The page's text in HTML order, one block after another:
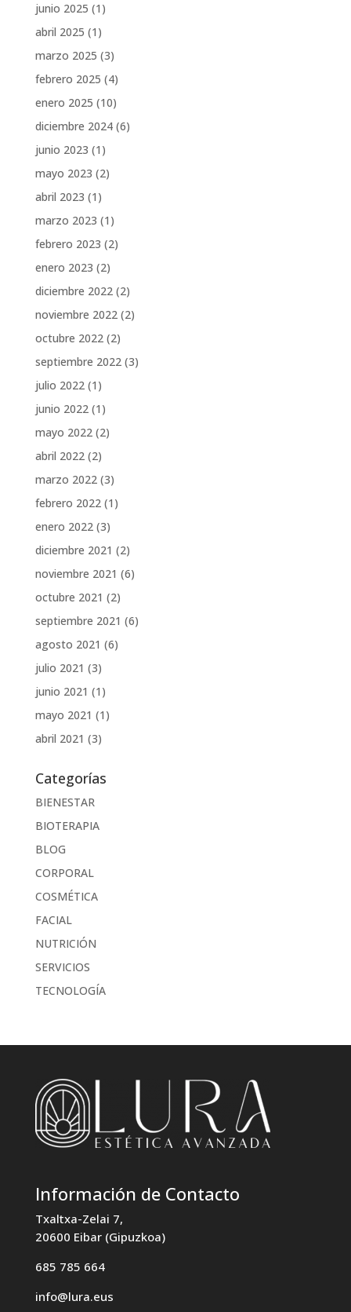
junio 2025 (1)
abril 2025 (1)
marzo 2025 (3)
febrero 2025 (4)
enero 2025 (10)
diciembre 2024(6)
junio 2023 (1)
mayo 2023 (2)
abril 2023 (1)
marzo 2023 (1)
febrero 2023 (2)
enero 2023 (2)
diciembre 2022(2)
noviembre 2022(2)
octubre 2022(2)
septiembre 2022(3)
julio 2022(1)
junio 2022(1)
mayo 2022(2)
abril 2022(2)
marzo 2022(3)
febrero 2022(1)
enero 2022(3)
diciembre 2021 (2)
noviembre 2021 (6)
octubre 2021 (2)
septiembre 2021 (6)
agosto 2021 (6)
julio 2021 (3)
junio 2021 (1)
mayo 2021 (1)
abril 2021 (3)
Categorías
BIENESTAR
BIOTERAPIA
BLOG
CORPORAL
COSMÉTICA
FACIAL
NUTRICIÓN
SERVICIOS
TECNOLOGÍA
Información de Contacto
Txaltxa-Zelai 7,
20600 Eibar (Gipuzkoa)
685 785 664
info@lura.eus